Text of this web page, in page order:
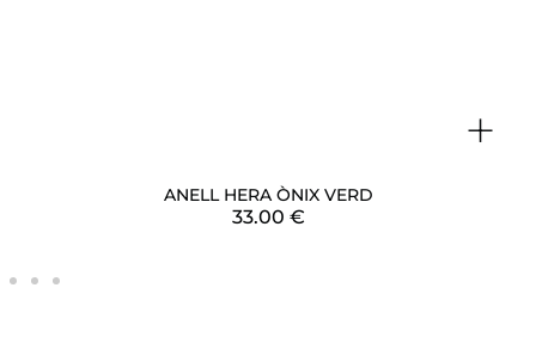
+
ANELL HERA ÒNIX VERD
33.00 €